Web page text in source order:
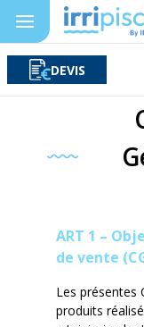
DEVIS
ART 1 –
de vente
Les présentes
produits